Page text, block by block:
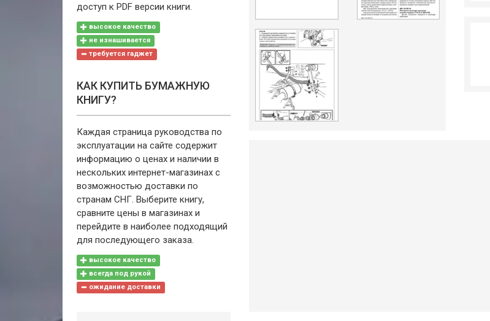
доступ к PDF версии книги.
высокое качество
не изнашивается
требуется гаджет
КАК КУПИТЬ БУМАЖНУЮ
КНИГУ?
Каждая страница руководства по
эксплуатации на сайте содержит
информацию о ценах и наличии в
нескольких интернет-магазинах с
возможностью доставки по
странам СНГ. Выберите книгу,
сравните цены в магазинах и
перейдите в наиболее подходящий
для последующего заказа.
высокое качество
всегда под рукой
ожидание доставки